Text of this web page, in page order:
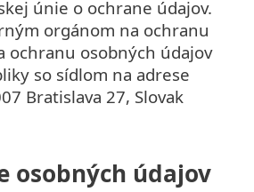
únie o ochrane údajov.
orgánom na ochranu
ochranu osobných údajov
so sídlom na adrese
Bratislava 27, Slovak
osobných údajov